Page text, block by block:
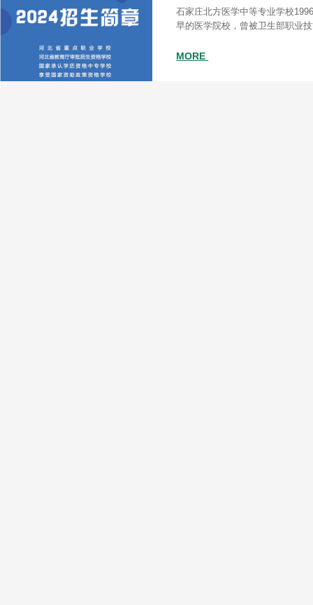
石家庄北方医学中等专业学校
早的医学院校，曾被卫生部职业
理、口腔专业起家，深耕医学教
MORE